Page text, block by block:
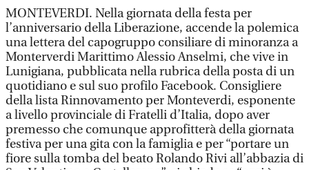
MONTEVERDI. Nella giornata della festa per
l’anniversario della Liberazione, accende la polemica
una lettera del capogruppo consiliare di minoranza a
Monterverdi Marittimo Alessio Anselmi, che vive in
Lunigiana, pubblicata nella rubrica della posta di un
quotidiano e sul suo profilo Facebook. Consigliere
della lista Rinnovamento per Monteverdi, esponente
a livello provinciale di Fratelli d’Italia, dopo aver
premesso che comunque approfitterà della giornata
festiva per una gita con la famiglia e per “portare un
fiore sulla tomba del beato Rolando Rivi all’abbazia di